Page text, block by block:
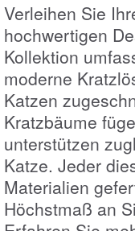
Verleihen Sie
hochwertigen
Kollektion
moderne
Katzen
Kratzbäume
unterstützen
Katze. Jeder
Materialien
Höchstmaß an